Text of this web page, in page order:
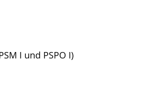
I und PSPO I)